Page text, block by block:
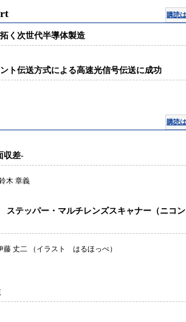
購読
く次世代半導体製造
ト伝送方式による高速光信号伝送に成功
購読
差-
木 章義
テッパー・マルチレンズスキャナー（ニコ
丈二 （イラスト はるほっぺ）